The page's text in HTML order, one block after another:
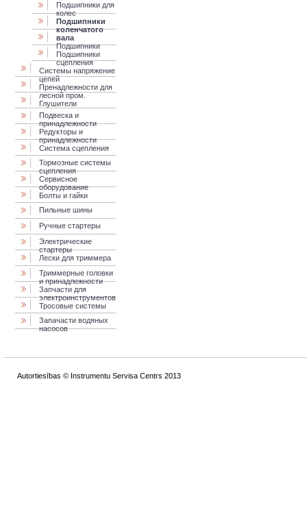
Подшипники для
колес
Подшипники
коленчатого
вала
Подшипники
Подшипники
сцепления
Системы напряжение
цепей
Пренадлежности для
лесной пром.
Глушители
Подвеска и
принадлежности
Редукторы и
принадлежности
Система сцепления
Тормозные системы
сцепления
Сервисное
оборудование
Болты и гайки
Пильные шины
Ручные стартеры
Электрические
стартеры
Лески для триммера
Триммерные головки
и принадлежности
Запчасти для
электроинструментов
Тросовые системы
Запачасти водяных
насосов
Autortiesības © Instrumentu Servisa Centrs 2013